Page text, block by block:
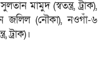
মামুদ (স্বতন্ত্র, ট্রাক),
জলিল (নৌকা), নওগাঁ-৬
ট্রাক)।